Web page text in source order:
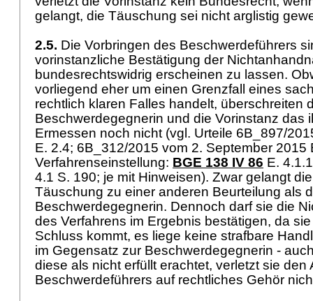
gelangt, die Täuschung sei nicht arglistig
2.5. Die Vorbringen des Beschwerdeführers
vorinstanzliche Bestätigung der
bundesrechtswidrig erscheinen zu lassen.
vorliegend eher um einen Grenzfall eines
rechtlich klaren Falles handelt, überschreiten
Beschwerdegegnerin und die Vorinstanz das
Ermessen noch nicht (vgl. Urteile 6B_897/
E. 2.4; 6B_312/2015 vom 2. September 2015
Verfahrenseinstellung: BGE 138 IV 86 E.
4.1 S. 190; je mit Hinweisen). Zwar gelangt
Täuschung zu einer anderen Beurteilung als
Beschwerdegegnerin. Dennoch darf sie die
des Verfahrens im Ergebnis bestätigen, da
Schluss kommt, es liege keine strafbare
im Gegensatz zur Beschwerdegegnerin -
diese als nicht erfüllt erachtet, verletzt sie den
Beschwerdeführers auf rechtliches Gehör